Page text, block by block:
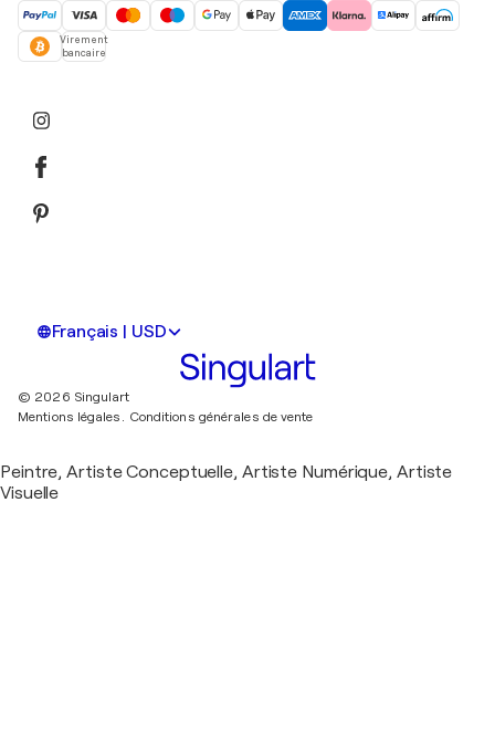
Virement
bancaire
Français | USD
© 2026 Singulart
Mentions légales.
Conditions générales de vente
Peintre, Artiste Conceptuelle, Artiste Numérique, Artiste
Visuelle